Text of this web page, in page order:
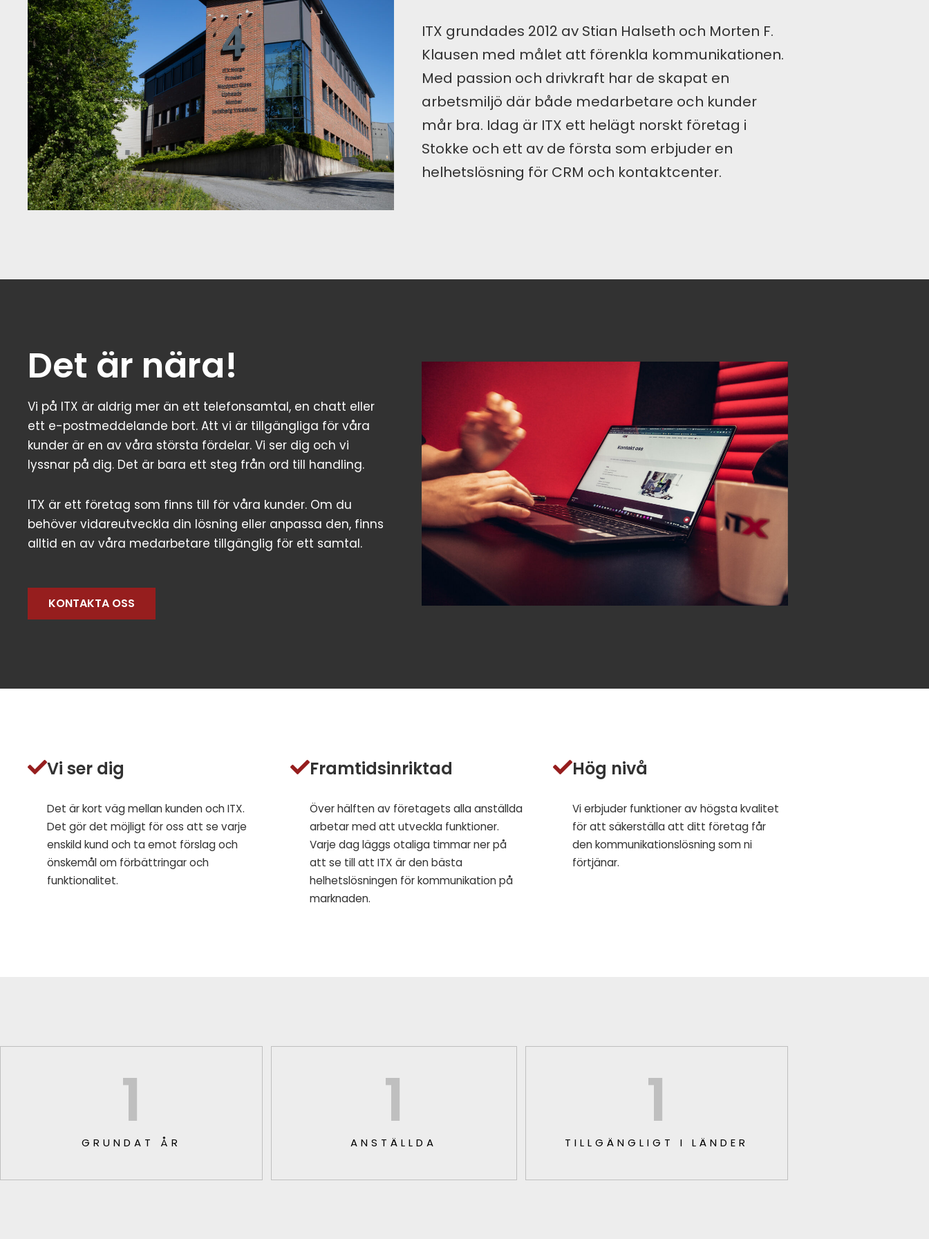
ITX grundades 2012 av Stian Halseth och Morten F.
Klausen med målet att förenkla kommunikationen.
Med passion och drivkraft har de skapat en
arbetsmiljö där både medarbetare och kunder
mår bra. Idag är ITX ett helägt norskt företag i
Stokke och ett av de första som erbjuder en
helhetslösning för CRM och kontaktcenter.
Det är nära!
Vi på ITX är aldrig mer än ett telefonsamtal, en chatt eller
ett e-postmeddelande bort. Att vi är tillgängliga för våra
kunder är en av våra största fördelar. Vi ser dig och vi
lyssnar på dig. Det är bara ett steg från ord till handling.
ITX är ett företag som finns till för våra kunder. Om du
behöver vidareutveckla din lösning eller anpassa den, finns
alltid en av våra medarbetare tillgänglig för ett samtal.
KONTAKTA OSS
Vi ser dig
Det är kort väg mellan kunden och ITX.
Det gör det möjligt för oss att se varje
enskild kund och ta emot förslag och
önskemål om förbättringar och
funktionalitet.
Framtidsinriktad
Över hälften av företagets alla anställda
arbetar med att utveckla funktioner.
Varje dag läggs otaliga timmar ner på
att se till att ITX är den bästa
helhetslösningen för kommunikation på
marknaden.
Hög nivå
Vi erbjuder funktioner av högsta kvalitet
för att säkerställa att ditt företag får
den kommunikationslösning som ni
förtjänar.
GRUNDAT ÅR
1
ANSTÄLLDA
1
TILLGÄNGLIGT I LÄNDER
1